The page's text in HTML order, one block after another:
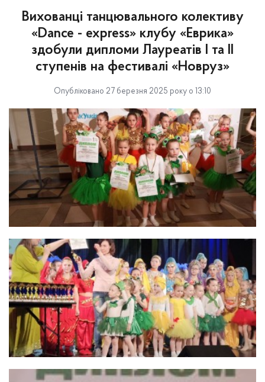
Вихованці танцювального колективу
«Dance - express» клубу «Еврика»
здобули дипломи Лауреатів І та ІІ
ступенів на фестивалі «Новруз»
Опубліковано 27 березня 2025 року о 13:10